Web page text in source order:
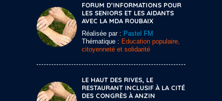
FORUM D’INFORMATIONS POUR
LES SENIORS ET LES AIDANTS
AVEC LA MDA ROUBAIX
Réalisée par : Pastel FM
Thématique : Education populaire,
citoyenneté et solidarité
LE HAUT DES RIVES, LE
RESTAURANT INCLUSIF À LA CITÉ
DES CONGRÈS À ANZIN